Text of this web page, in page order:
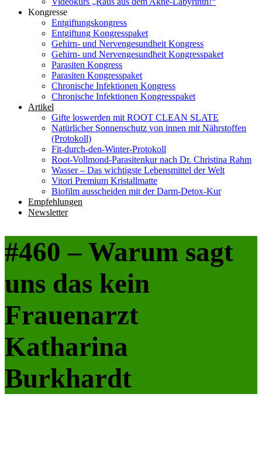
Kongresse
Entgiftungskongress
Entgiftung Kongresspaket
Gehirn- und Nervengesundheit Kongress
Gehirn- und Nervengesundheit Kongresspaket
Parasiten Kongress
Parasiten Kongresspaket
Chronische Infektionen Kongress
Chronische Infektionen Kongresspaket
Artikel
Gifte loswerden mit ROOT CLEAN SLATE
Natürlicher Sonnenschutz von innen mit Nährstoffen
(Protokoll)
Fit-durch-den-Winter-Protokoll
Root-Vollmond-Parasitenkur nach Dr. Christina Rahm
Wasser – Das wichtigste Lebensmittel der Welt
Vitori Premium Kristallmatte
Biofilm ausscheiden mit der Darm-Detox-Kur
Empfehlungen
Newsletter
#460 – Warum sagt
uns das kein
Frauenarzt
Katharina
Burkhardt